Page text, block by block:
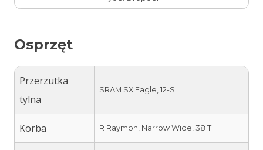
Osprzęt
Przerzutka
tylna
SRAM SX Eagle, 12-S
Korba R Raymon, Narrow Wide, 38 T